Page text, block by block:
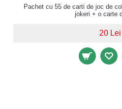
Pachet cu 55 de carti de joc de
jokeri + o carte
20 Lei